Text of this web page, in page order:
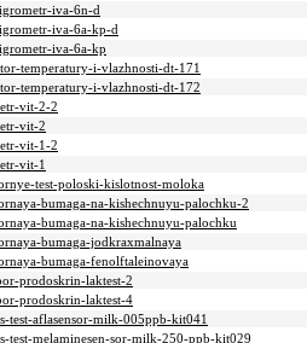
iva-6n-d
iva-6a-kp-d
iva-6a-kp
temperatury-i-vlazhnosti-dt-171
temperatury-i-vlazhnosti-dt-172
vit-2-2
vit-2
vit-1-2
vit-1
test-poloski-kislotnost-moloka
bumaga-na-kishechnuyu-palochku-2
bumaga-na-kishechnuyu-palochku
bumaga-jodkraxmalnaya
bumaga-fenolftaleinovaya
prodoskrin-laktest-2
prodoskrin-laktest-4
test-aflasensor-milk-005ppb-kit041
test-melaminesen-sor-milk-250-ppb-kit029